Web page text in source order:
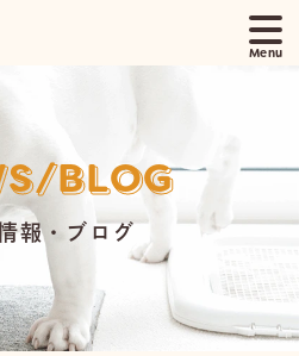
BLOG
報・ブログ